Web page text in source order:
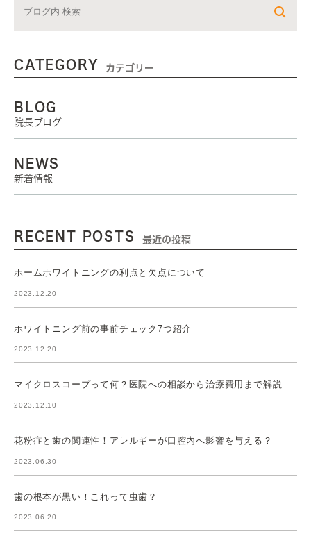
CATEGORY カテゴリー
BLOG
院長ブログ
NEWS
新着情報
RECENT POSTS 最近の投稿
ホームホワイトニングの利点と欠点について
2023.12.20
ホワイトニング前の事前チェック7つ紹介
2023.12.20
マイクロスコープって何？医院への相談から治療費用まで解説
2023.12.10
花粉症と歯の関連性！アレルギーが口腔内へ影響を与える？
2023.06.30
歯の根本が黒い！これって虫歯？
2023.06.20